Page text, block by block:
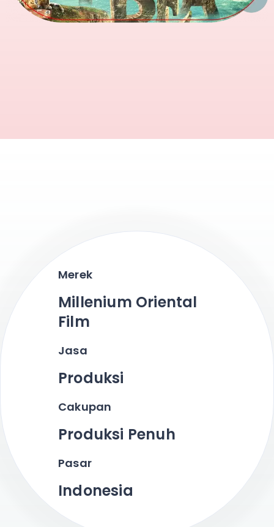
Merek
Millenium Oriental
Film
Jasa
Produksi
Cakupan
Produksi Penuh
Pasar
Indonesia